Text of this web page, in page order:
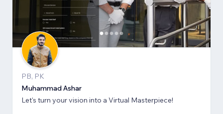
PB, PK
Muhammad Ashar
Let's turn your vision into a Virtual Masterpiece!